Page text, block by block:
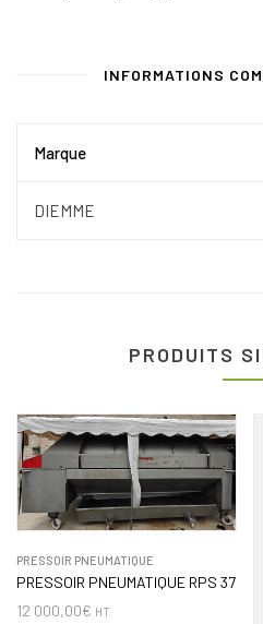
INFORMATIONS
Marque
DIEMME
PRODUITS
PRESSOIR PNEUMATIQUE
PRESSOIR PNEUMATIQUE RPS 37
12 000,00€ HT